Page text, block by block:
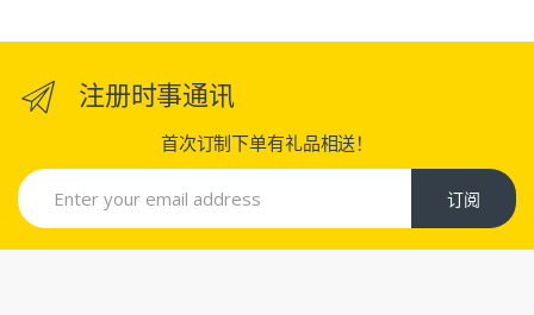
注册时事通讯
首次订制下单有礼品相送！
订阅